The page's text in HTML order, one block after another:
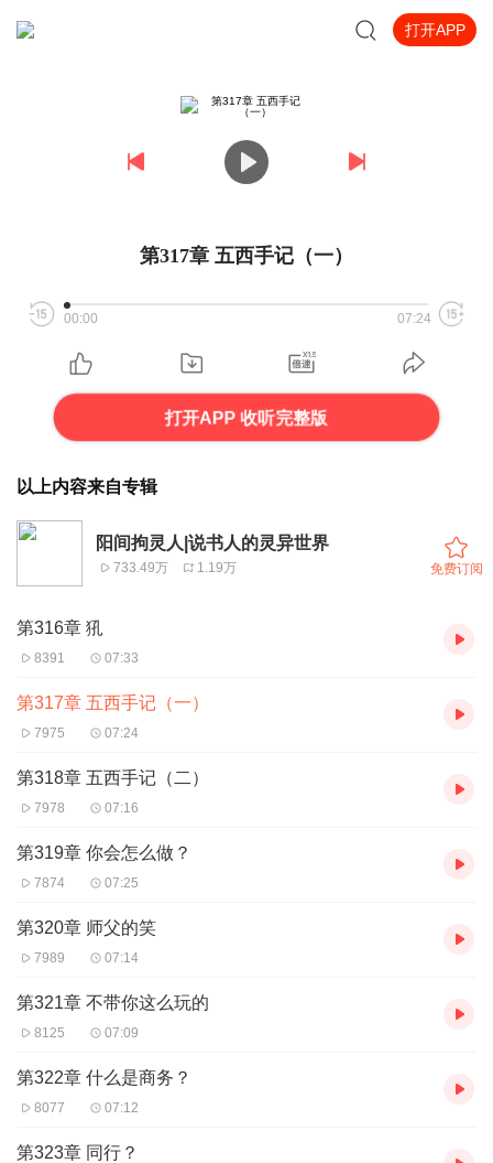
打开APP
第317章 五西手记（一）
00:00 07:24
打开APP 收听完整版
以上内容来自专辑
阳间拘灵人|说书人的灵异世界
733.49万 1.19万 免费订阅
第316章 犼
8391 07:33
第317章 五西手记（一）
7975 07:24
第318章 五西手记（二）
7978 07:16
第319章 你会怎么做？
7874 07:25
第320章 师父的笑
7989 07:14
第321章 不带你这么玩的
8125 07:09
第322章 什么是商务？
8077 07:12
第323章 同行？